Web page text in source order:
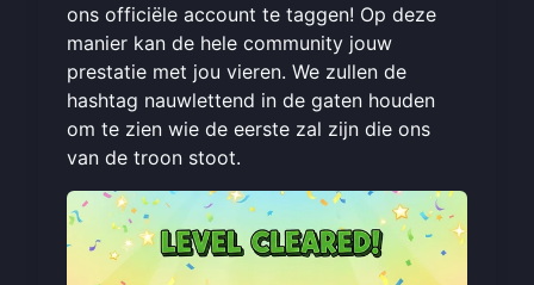
ons officiële account te taggen! Op deze
manier kan de hele community jouw
prestatie met jou vieren. We zullen de
hashtag nauwlettend in de gaten houden
om te zien wie de eerste zal zijn die ons
van de troon stoot.